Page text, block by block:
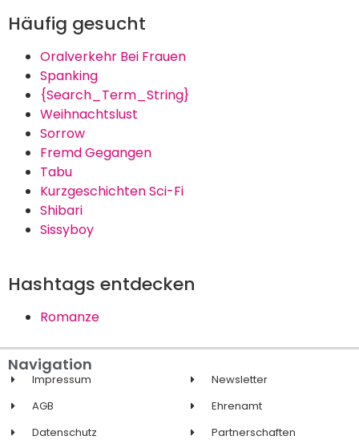
Häufig gesucht
Oralverkehr Bei Frauen
Spanking
{Search_Term_String}
Weihnachtslust
Sorrow
Fremd Gegangen
Tabu
Kurzgeschichten Sci-Fi
Shibari
Sissyboy
Hashtags entdecken
Romanze
Navigation
Impressum
AGB
Datenschutz
Newsletter
Ehrenamt
Partnerschaften